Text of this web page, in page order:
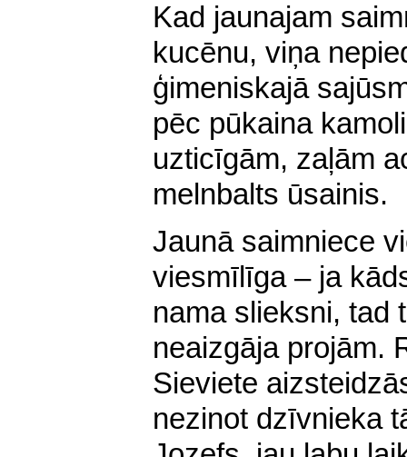
Kad jaunajam
kucēnu, viņa
ģimeniskajā
pēc pūkaina
uzticīgām, zaļām
melnbalts ūsainis.
Jaunā saimniece
viesmīlīga – ja
nama slieksni, tad
neaizgāja projām.
Sieviete aizstei
nezinot dzīvnieka